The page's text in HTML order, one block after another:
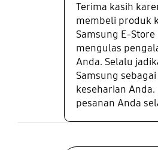
Terima kasih
membeli produk
Samsung E-
mengulas
Anda. Selalu
Samsung
keseharian
pesanan Anda